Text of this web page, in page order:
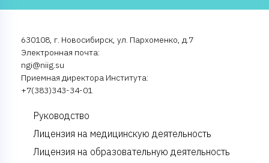
630108, г. Новосибирск, ул. Пархоменко, д.7
Электронная почта:
ngi@niig.su
Приемная директора Института:
+7(383)343-34-01
Руководство
Лицензия на медицинскую деятельность
Лицензия на образовательную деятельность